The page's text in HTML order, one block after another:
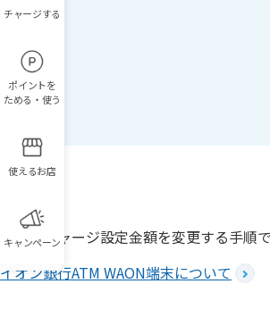
チャージする
ポイントを
ためる・使う
使えるお店
キャンペーン
オートチャージ設定金額を変更する手順で
イオン銀行ATM WAON端末について